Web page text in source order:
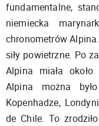
fundamentalne,
niemiecka
chronometrów
siły powietrzne. Po
Alpina miała
Alpina można
Kopenhadze,
de Chile. To